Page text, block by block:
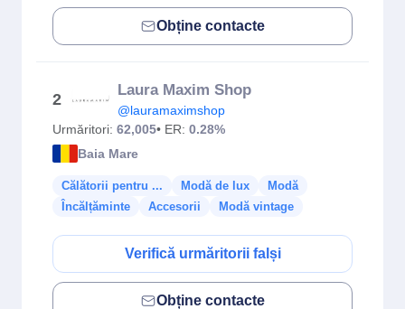
Obține contacte
2
Laura Maxim Shop
@lauramaximshop
Urmăritori: 62,005• ER: 0.28%
Baia Mare
Călătorii pentru ... Modă de lux
Modă
Încălțăminte
Accesorii Modă vintage
Verifică urmăritorii falși
Obține contacte